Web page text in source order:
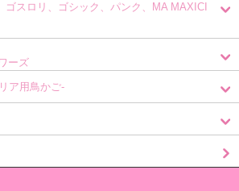
ゴスロリ、ゴシック、パンク、MA MAXICI
ーズ
ア用鳥かご-